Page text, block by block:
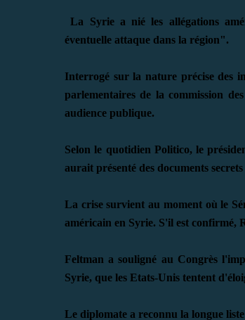
La Syrie a nié les allégations
éventuelle attaque dans la région".
Interrogé sur la nature précise des
parlementaires de la commission
audience publique.
Selon le quotidien Politico, le
aurait présenté des documents
La crise survient au moment où le
américain en Syrie. S'il est confirmé,
Feltman a souligné au Congrès
Syrie, que les Etats-Unis tentent
Le diplomate a reconnu la longue